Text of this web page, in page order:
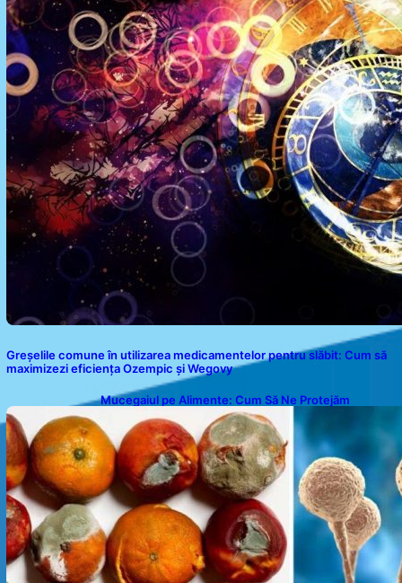
Greșelile comune în utilizarea medicamentelor pentru slăbit: Cum să
maximizezi eficiența Ozempic și Wegovy
Mucegaiul pe Alimente: Cum Să Ne Protejăm